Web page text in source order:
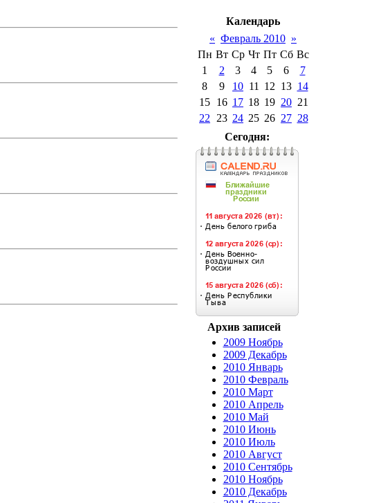
Календарь
« Февраль 2010 »
Пн Вт Ср Чт Пт Сб Вс
1
2 3 4 5 6
7
8
9 10 11 12 13 14
15 16 17 18 19 20 21
22
23 24 25 26 27 28
Сегодня:
Архив записей
2009 Ноябрь
2009 Декабрь
2010 Январь
2010 Февраль
2010 Март
2010 Апрель
2010 Май
2010 Июнь
2010 Июль
2010 Август
2010 Сентябрь
2010 Ноябрь
2010 Декабрь